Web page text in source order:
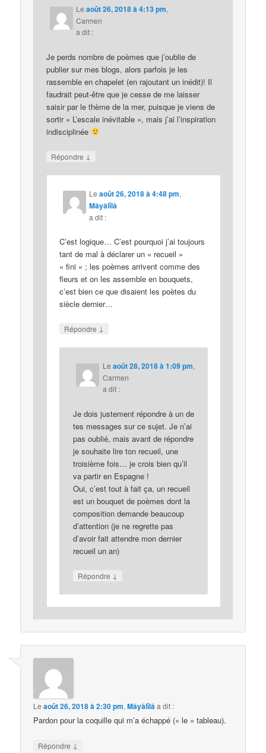
Leaoût 26, 2018 à 4:13 pm,
Carmen
a dit :
Je perds nombre de poèmes que j’oublie de
publier sur mes blogs, alors parfois je les
rassemble en chapelet (en rajoutant un inédit)! Il
faudrait peut-être que je cesse de me laisser
saisir par le thème de la mer, puisque je viens de
sortir « L’escale inévitable », mais j’ai l’inspiration
indisciplinée
Répondre ↓
Leaoût 26, 2018 à 4:48 pm,
Mâyâlîlâ
a dit :
C’est logique… C’est pourquoi j’ai toujours
tant de mal à déclarer un « recueil »
« fini » ; les poèmes arrivent comme des
fleurs et on les assemble en bouquets,
c’est bien ce que disaient les poètes du
siècle dernier…
Répondre ↓
Le août 28, 2018 à 1:09 pm,
Carmen
a dit :
Je dois justement répondre à un de
tes messages sur ce sujet. Je n’ai
pas oublié, mais avant de répondre
je souhaite lire ton recueil, une
troisième fois… je crois bien qu’il
va partir en Espagne !
Oui, c’est tout à fait ça, un recueil
est un bouquet de poèmes dont la
composition demande beaucoup
d’attention (je ne regrette pas
d’avoir fait attendre mon dernier
recueil un an)
Répondre ↓
Leaoût 26, 2018 à 2:30 pm,Mâyâlîlâa dit :
Pardon pour la coquille qui m’a échappé (« le » tableau).
Répondre ↓